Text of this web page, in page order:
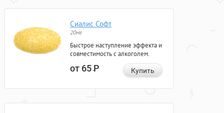
Сиалис Софт
20мг
Быстрое наступление эффекта и
совместимость с алкоголем.
от 65Р Купить